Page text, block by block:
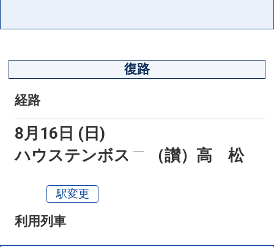
復路
経路
8月16日 (日)
ハウステンボス
駅変更
（讃）高 松
利用列車